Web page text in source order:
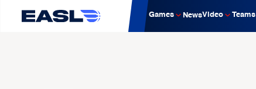
Games NewsVideo Teams